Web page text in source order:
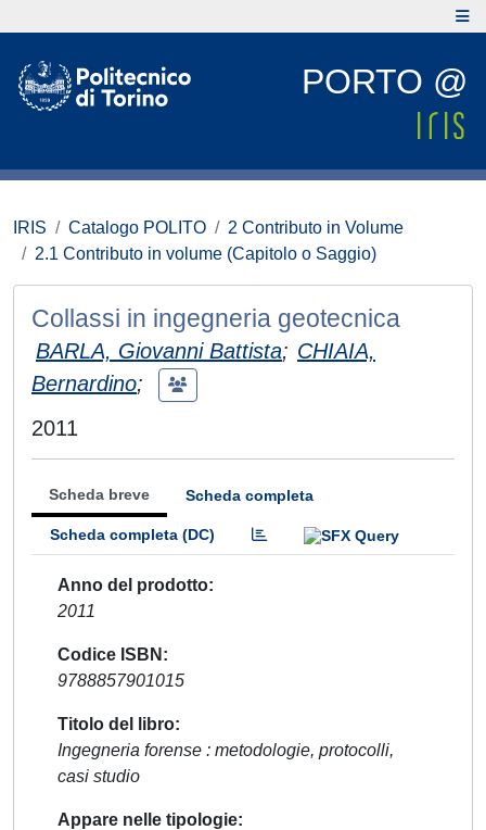
PORTO @
IRIS Catalogo POLITO
2 Contributo in Volume
2.1 Contributo in volume (Capitolo o Saggio)
Collassi in ingegneria geotecnica
BARLA, Giovanni Battista; CHIAIA,
Bernardino;
2011
Scheda breve Scheda completa
Scheda completa (DC)
Anno del prodotto
2011
Codice ISBN
9788857901015
Titolo del libro
Ingegneria forense : metodologie, protocolli,
casi studio
Appare nelle tipologie